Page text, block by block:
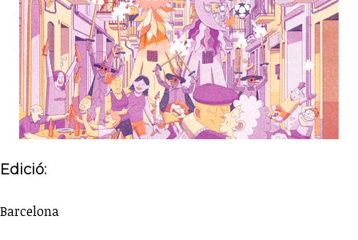
Edició:
Barcelona